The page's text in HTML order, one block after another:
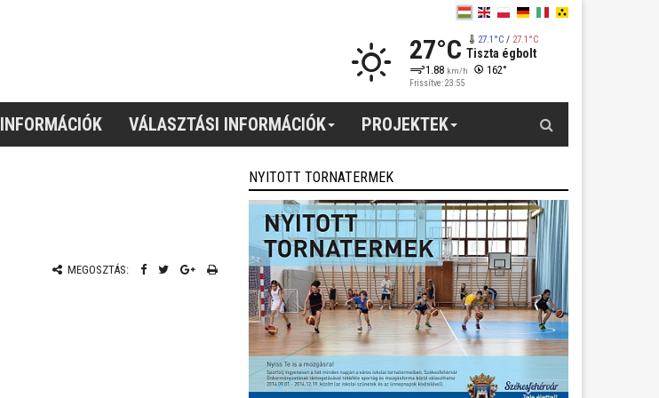
27°C 27.1°C/ 27.1°C
Tiszta égbolt
1.88 km/h 162°
Frissítve: 23:55
INFORMÁCIÓK VÁLASZTÁSI INFORMÁCIÓK PROJEKTEK
MEGOSZTÁS:
NYITOTT TORNATERMEK